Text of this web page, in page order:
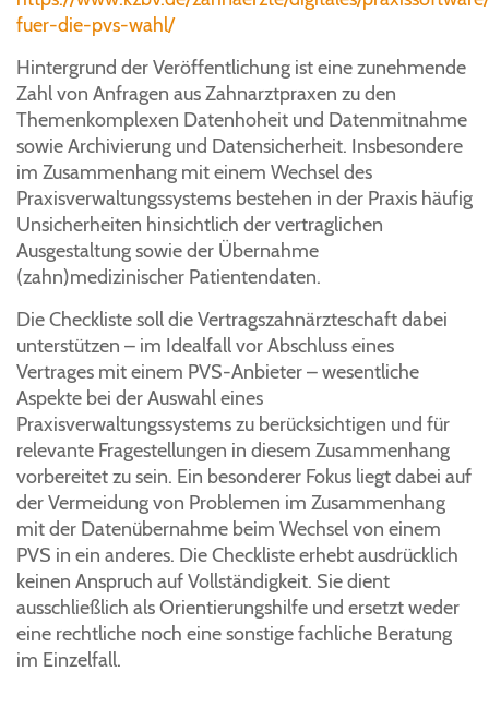
fuer-die-pvs-wahl/
Hintergrund der Veröffentlichung ist eine zunehmende
Zahl von Anfragen aus Zahnarztpraxen zu den
Themenkomplexen Datenhoheit und Datenmitnahme
sowie Archivierung und Datensicherheit. Insbesondere
im Zusammenhang mit einem Wechsel des
Praxisverwaltungssystems bestehen in der Praxis häufig
Unsicherheiten hinsichtlich der vertraglichen
Ausgestaltung sowie der Übernahme
(zahn)medizinischer Patientendaten.
Die Checkliste soll die Vertragszahnärzteschaft dabei
unterstützen – im Idealfall vor Abschluss eines
Vertrages mit einem PVS-Anbieter – wesentliche
Aspekte bei der Auswahl eines
Praxisverwaltungssystems zu berücksichtigen und für
relevante Fragestellungen in diesem Zusammenhang
vorbereitet zu sein. Ein besonderer Fokus liegt dabei auf
der Vermeidung von Problemen im Zusammenhang
mit der Datenübernahme beim Wechsel von einem
PVS in ein anderes. Die Checkliste erhebt ausdrücklich
keinen Anspruch auf Vollständigkeit. Sie dient
ausschließlich als Orientierungshilfe und ersetzt weder
eine rechtliche noch eine sonstige fachliche Beratung
im Einzelfall.